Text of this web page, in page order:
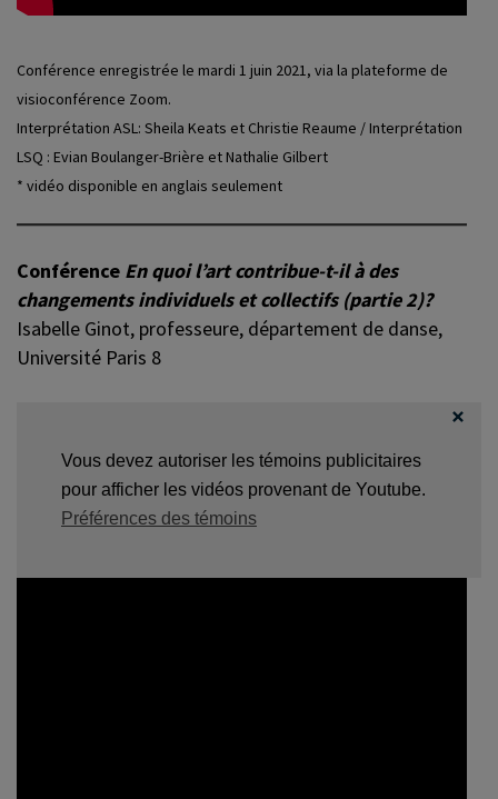
Conférence enregistrée le mardi 1 juin 2021, via la plateforme de
visioconférence Zoom.
Interprétation ASL: Sheila Keats et Christie Reaume / Interprétation
LSQ : Evian Boulanger-Brière et Nathalie Gilbert
* vidéo disponible en anglais seulement
Conférence En quoi l’art contribue-t-il à des
changements individuels et collectifs(partie 2)?
Isabelle Ginot, professeure, département de danse,
Université Paris 8
Vous devez autoriser les témoins publicitaires
pour afficher les vidéos provenant de Youtube.
Préférences des témoins